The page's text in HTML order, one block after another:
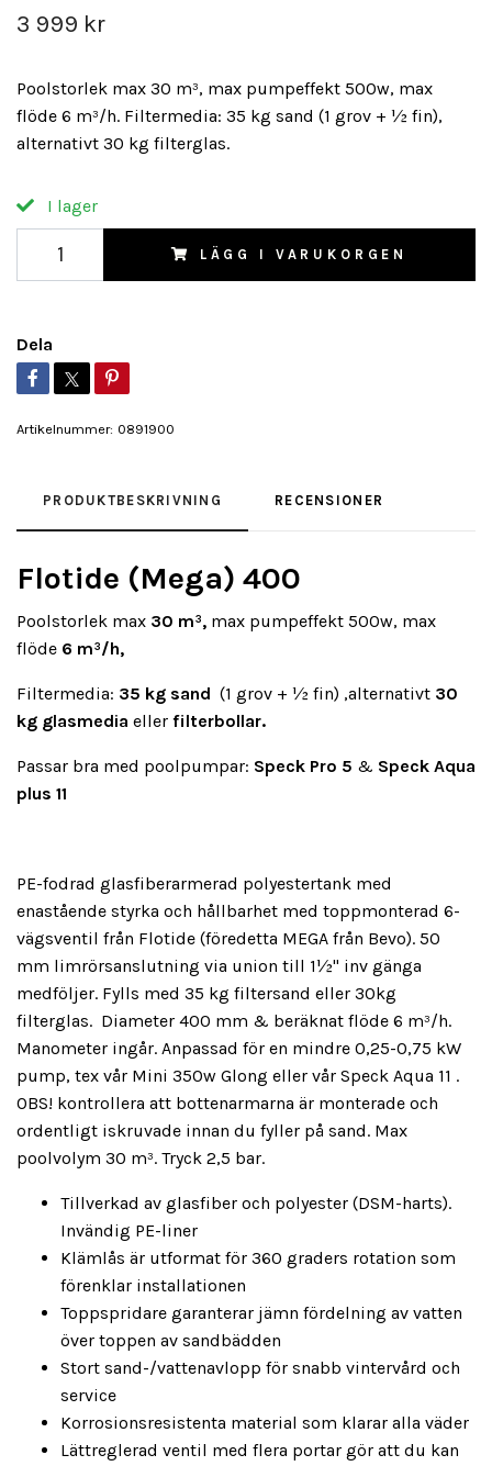
3 999 kr
Poolstorlek max 30 m³, max pumpeffekt 500w, max
flöde 6 m³/h. Filtermedia: 35 kg sand (1 grov + ½ fin),
alternativt 30 kg filterglas.
I lager
LÄGG I VARUKORGEN
Dela
Artikelnummer: 0891900
PRODUKTBESKRIVNING RECENSIONER
Flotide (Mega) 400
Poolstorlek max 30 m³, max pumpeffekt 500w, max
flöde 6 m³/h,
Filtermedia: 35 kg sand (1 grov + ½ fin) ,alternativt 30
kg glasmedia eller filterbollar.
Passar bra med poolpumpar: Speck Pro 5 & Speck Aqua
plus 11
PE-fodrad glasfiberarmerad polyestertank med
enastående styrka och hållbarhet med toppmonterad 6-
vägsventil från Flotide (föredetta MEGA från Bevo). 50
mm limrörsanslutning via union till 1½" inv gänga
medföljer. Fylls med 35 kg filtersand eller 30kg
filterglas. Diameter 400 mm & beräknat flöde 6 m³/h.
Manometer ingår. Anpassad för en mindre 0,25-0,75 kW
pump, tex vår Mini 350w Glong eller vår Speck Aqua 11 .
OBS! kontrollera att bottenarmarna är monterade och
ordentligt iskruvade innan du fyller på sand. Max
poolvolym 30 m³. Tryck 2,5 bar.
Tillverkad av glasfiber och polyester (DSM-harts).
Invändig PE-liner
Klämlås är utformat för 360 graders rotation som
förenklar installationen
Toppspridare garanterar jämn fördelning av vatten
över toppen av sandbädden
Stort sand-/vattenavlopp för snabb vintervård och
service
Korrosionsresistenta material som klarar alla väder
Lättreglerad ventil med flera portar gör att du kan